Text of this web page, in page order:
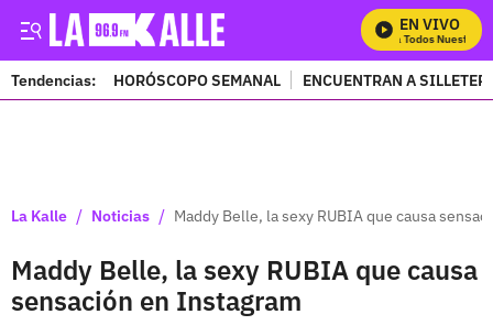
EN VIVO
Mira Todos Nuestros
Tendencias: HORÓSCOPO SEMANAL ENCUENTRAN A
La Kalle / Noticias / Maddy Belle, la sexy RUBIA que causa
Maddy Belle, la sexy RUBIA que causa
sensación en Instagram